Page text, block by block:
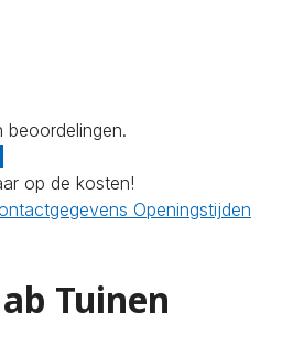
op de kosten!
Openingstijden
Tuinen